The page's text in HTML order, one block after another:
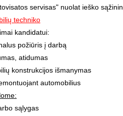
servisas" nuolat ieško
techniko
kandidatui:
požiūris į darbą
atidumas
konstrukcijos išmanymas
automobilius
sąlygas